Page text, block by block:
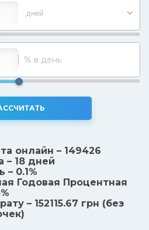
% в день
онлайн – 149426
– 18 дней
– 0.1%
Годовая Процентная
– 152115.67 грн (без